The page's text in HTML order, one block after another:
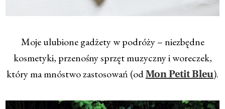
Moje ulubione gadżety w podróży – niezbędne
kosmetyki, przenośny sprzęt muzyczny i woreczek,
który ma mnóstwo zastosowań (od Mon Petit Bleu).